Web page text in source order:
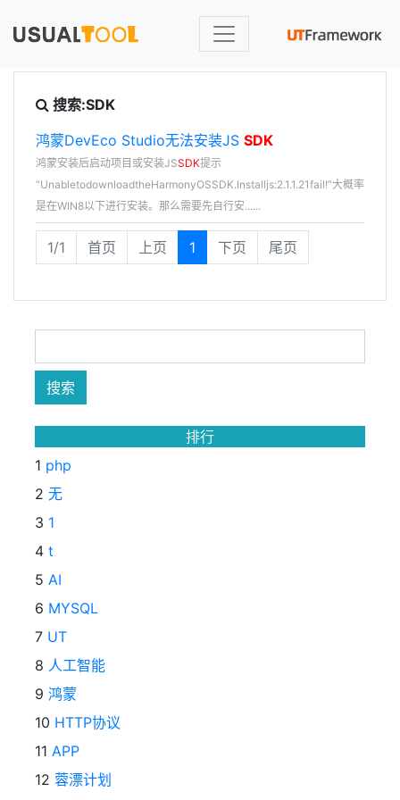
搜索:SDK
鸿蒙DevEco Studio无法安装JS SDK
鸿蒙安装后启动项目或安装JSSDK提示
“UnabletodownloadtheHarmonyOSSDK.Installjs:2.1.1.21fail!”大概率
是在WIN8以下进行安装。那么需要先自行安......
1/1 首页 上页 1 下页 尾页
排行
1 php
2 无
3 1
4 t
5 AI
6 MYSQL
7 UT
8 人工智能
9 鸿蒙
10 HTTP协议
11 APP
12 蓉漂计划